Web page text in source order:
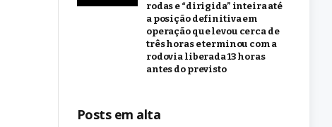
rodas e “dirigida” inteira até
a posição definitiva em
operação que levou cerca de
três horas e terminou com a
rodovia liberada 13 horas
antes do previsto
Posts em alta